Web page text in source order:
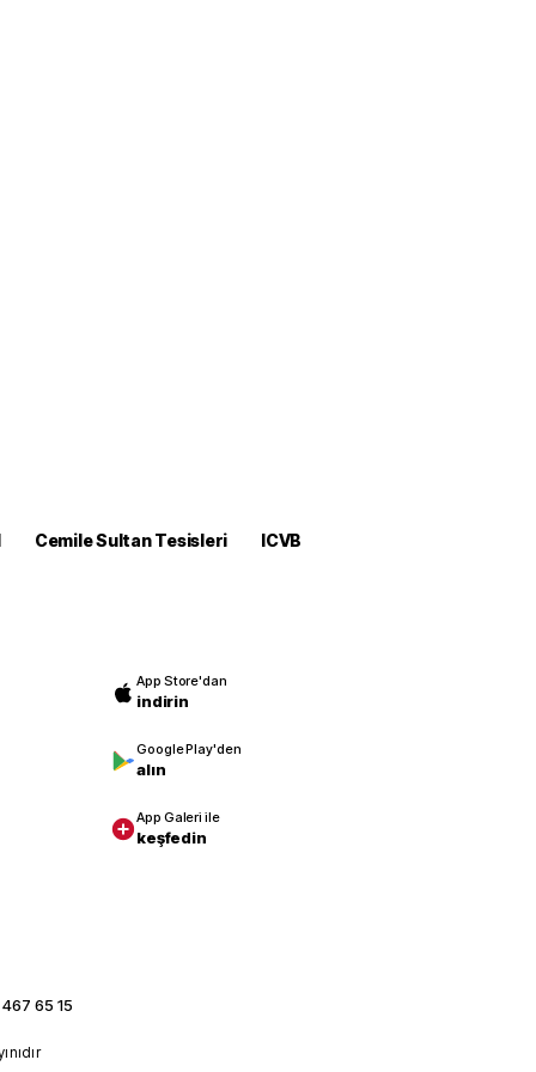
Cemile Sultan Tesisleri
ICVB
App Store'dan
indirin
Google Play'den
alın
App Galeri ile
keşfedin
65 15